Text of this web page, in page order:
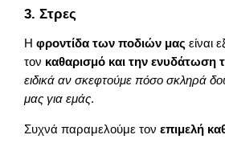
3. Στρες
Ηφροντίδα των ποδιών μας είναι
τον καθαρισμό και την
ειδικά αν σκεφτούμε πόσο σκληρά
μας για εμάς.
Συχνά παραμελούμε τονεπιμελή